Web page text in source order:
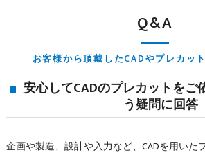
お客様から頂戴したCADやプレカッ
Q&A
安心してCADのプレカットをご
う疑問に回答
企画や製造、設計や入力など、CADを用いた